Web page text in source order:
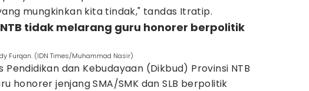
mungkinkan kita tindak," tandas Itratip.
NTB tidak melarang guru honorer berpolitik
Furqan. (IDN Times/Muhammad Nasir)
Pendidikan dan Kebudayaan (Dikbud) Provinsi NTB
honorer jenjang SMA/SMK dan SLB berpolitik